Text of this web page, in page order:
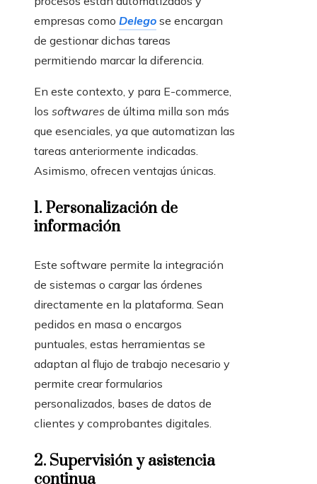
empresas como Delego se encargan
de gestionar dichas tareas
permitiendo marcar la diferencia.
En este contexto, y para E-commerce,
los softwares de última milla son más
que esenciales, ya que automatizan las
tareas anteriormente indicadas.
Asimismo, ofrecen ventajas únicas.
1. Personalización de
información
Este software permite la integración
de sistemas o cargar las órdenes
directamente en la plataforma. Sean
pedidos en masa o encargos
puntuales, estas herramientas se
adaptan al flujo de trabajo necesario y
permite crear formularios
personalizados, bases de datos de
clientes y comprobantes digitales.
2. Supervisión y asistencia
continua